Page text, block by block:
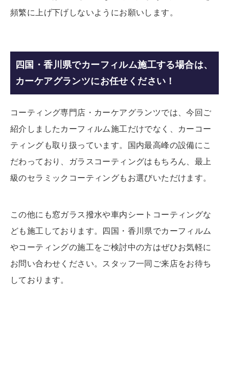
頻繁に上げ下げしないようにお願いします。
四国・香川県でカーフィルム施工する場合は、
カーケアグランツにお任せください！
コーティング専門店・カーケアグランツでは、今回ご
紹介しましたカーフィルム施工だけでなく、カーコー
ティングも取り扱っています。国内最高峰の設備にこ
だわっており、ガラスコーティングはもちろん、最上
級のセラミックコーティングもお選びいただけます。
この他にも窓ガラス撥水や車内シートコーティングな
ども施工しております。四国・香川県でカーフィルム
やコーティングの施工をご検討中の方はぜひお気軽に
お問い合わせください。スタッフ一同ご来店をお待ち
しております。